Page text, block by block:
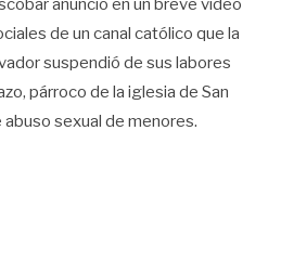
de un canal católico que la
suspendió de sus labores
párroco de la iglesia de San
sexual de menores.